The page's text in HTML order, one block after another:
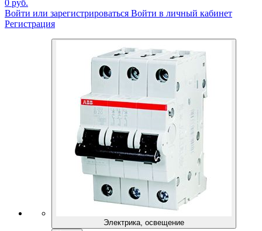
0 руб.
Войти или зарегистрироваться Войти в личный кабинет
Регистрация
Электрика, освещение